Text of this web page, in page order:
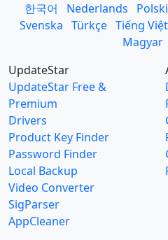
한국어
Nederlands Polski
Svenska Türkçe Tiếng Việt
Magyar
UpdateStar
UpdateStar Free &
Premium
Drivers
Product Key Finder
Password Finder
Local Backup
Video Converter
SigParser
AppCleaner